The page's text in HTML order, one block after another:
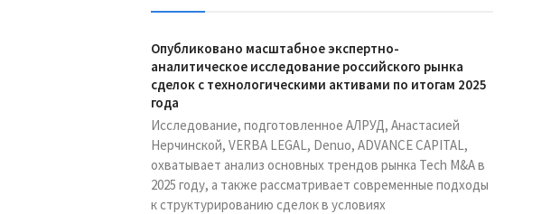
Опубликовано масштабное экспертно-
аналитическое исследование российского рынка
сделок с технологическими активами по итогам 2025
года
Исследование, подготовленное АЛРУД, Анастасией
Нерчинской, VERBA LEGAL, Denuo, ADVANCE CAPITAL,
охватывает анализ основных трендов рынка Tech M&A в
2025 году, а также рассматривает современные подходы
к структурированию сделок в условиях